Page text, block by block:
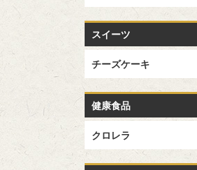
スイーツ
チーズケーキ
健康食品
クロレラ